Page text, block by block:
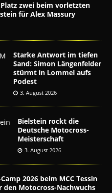
zwei beim vorletzten
für Alex Massury
Starke Antwort im tiefen
Sand: Simon Längenfelder
stürmt in Lommel aufs
Podest
3. August 2026
Bielstein rockt die
Deutsche Motocross-
Meisterschaft
3. August 2026
2026 beim MCC Tessin
den Motocross-Nachwuchs